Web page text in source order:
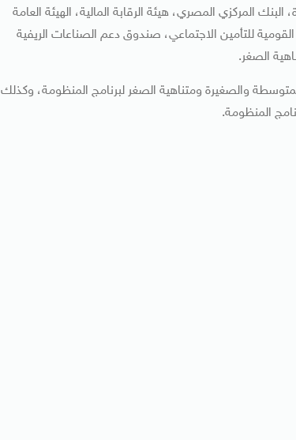
البنك المركزي المصري، هيئة الرقابة المالية، الهيئة العامة
القومية للتأمين الاجتماعي، صندوق دعم الصناعات الريفية
الصغر.
والصغيرة ومتناهية الصغر لبرنامج المنظومة، وكذلك
المنظومة.